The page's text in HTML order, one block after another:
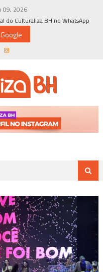
09, 2026
do Culturaliza BH no WhatsApp